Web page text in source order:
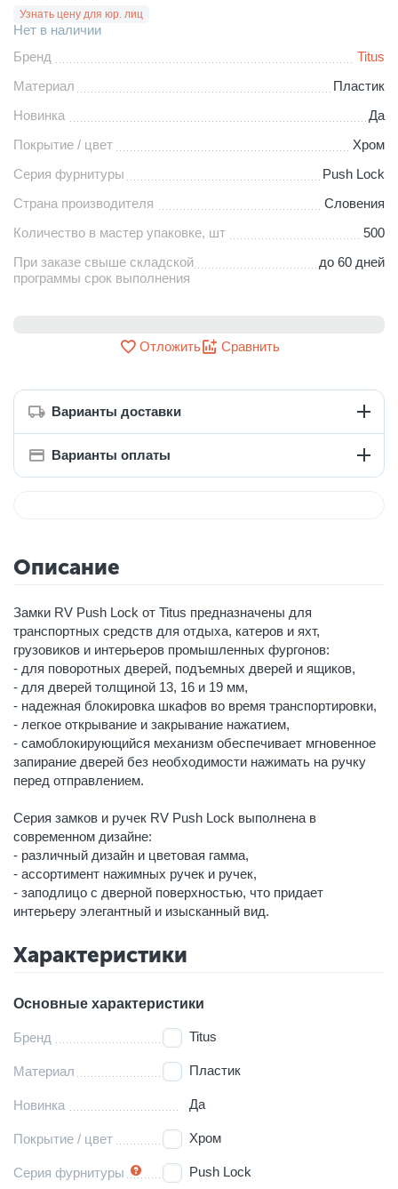
Узнать цену для юр. лиц
Нет в наличии
Бренд
Titus
Материал
Пластик
Новинка
Да
Покрытие / цвет
Хром
Серия фурнитуры
Push Lock
Страна производителя
Словения
Количество в мастер упаковке, шт
500
При заказе свыше складской
программы срок выполнения
до 60 дней
Отложить Сравнить
Варианты доставки
Варианты оплаты
Описание
Замки RV Push Lock от Titus предназначены для
транспортных средств для отдыха, катеров и яхт,
грузовиков и интерьеров промышленных фургонов:
- для поворотных дверей, подъемных дверей и ящиков,
- для дверей толщиной 13, 16 и 19 мм,
- надежная блокировка шкафов во время транспортировки,
- легкое открывание и закрывание нажатием,
- самоблокирующийся механизм обеспечивает мгновенное
запирание дверей без необходимости нажимать на ручку
перед отправлением.
Серия замков и ручек RV Push Lock выполнена в
современном дизайне:
- различный дизайн и цветовая гамма,
- ассортимент нажимных ручек и ручек,
- заподлицо с дверной поверхностью, что придает
интерьеру элегантный и изысканный вид.
Характеристики
Основные характеристики
Бренд Titus
Материал Пластик
Новинка Да
Покрытие / цвет Хром
Серия фурнитуры Push Lock